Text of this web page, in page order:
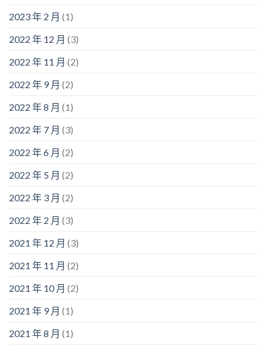
2023 年 2 月 (1)
2022 年 12 月 (3)
2022 年 11 月 (2)
2022 年 9 月 (2)
2022 年 8 月 (1)
2022 年 7 月 (3)
2022 年 6 月 (2)
2022 年 5 月 (2)
2022 年 3 月 (2)
2022 年 2 月 (3)
2021 年 12 月 (3)
2021 年 11 月 (2)
2021 年 10 月 (2)
2021 年 9 月 (1)
2021 年 8 月 (1)